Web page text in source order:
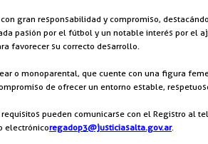
gran responsabilidad y compromiso,
pasión por el fútbol y un notable interés por
favorecer su correcto desarrollo.
o monoparental, que cuente con una figura
de ofrecer un entorno estable,
pueden comunicarse con el Registro al
electrónicoregadop3@justiciasalta.gov.ar.